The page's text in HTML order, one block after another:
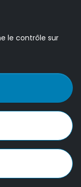
le contrôle sur